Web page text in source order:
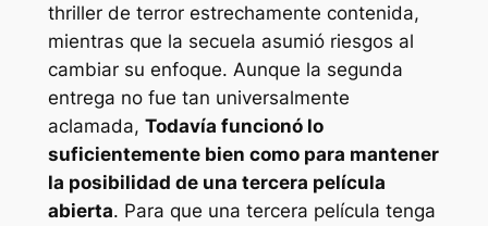
thriller de terror estrechamente contenida,
mientras que la secuela asumió riesgos al
cambiar su enfoque. Aunque la segunda
entrega no fue tan universalmente
aclamada, Todavía funcionó lo
suficientemente bien como para mantener
la posibilidad de una tercera película
abierta. Para que una tercera película tenga